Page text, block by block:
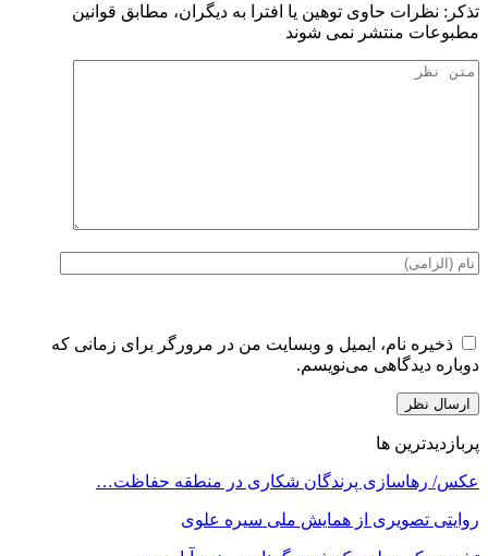
تذكر: نظرات حاوی توهين يا افترا به ديگران، مطابق قوانين
مطبوعات منتشر نمی شوند
ذخیره نام، ایمیل و وبسایت من در مرورگر برای زمانی که
دوباره دیدگاهی می‌نویسم.
پربازدیدترین ها
عکس/ رهاسازی پرندگان شکاری در منطقه حفاظت…
روایتی تصویری از همایش ملی سیره علوی